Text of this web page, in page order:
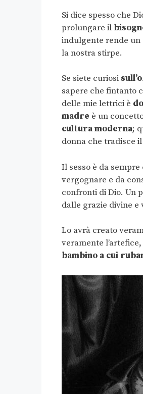
Si dice spesso che
prolungare il
indulgente rende un
la nostra stirpe.
Se siete curiosi
sapere che fintanto
delle mie lettrici è
madre è un
cultura moderna;
donna che tradisce
Il sesso è da
vergognare e da
confronti di Dio. Un
dalle grazie divine e
Lo avrà creato
veramente
bambino a cui